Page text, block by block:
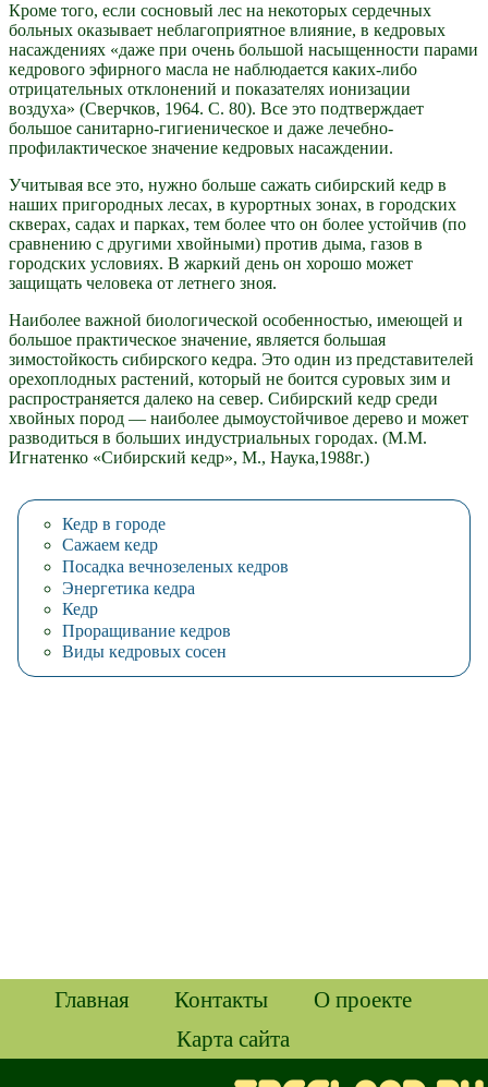
Кроме того, если сосновый лес на некоторых сердечных
больных оказывает неблагоприятное влияние, в кедровых
насаждениях «даже при очень большой насыщенности парами
кедрового эфирного масла не наблюдается каких-либо
отрицательных отклонений и показателях ионизации
воздуха» (Сверчков, 1964. С. 80). Все это подтверждает
большое санитарно-гигиеническое и даже лечебно-
профилактическое значение кедровых насаждении.
Учитывая все это, нужно больше сажать сибирский кедр в
наших пригородных лесах, в курортных зонах, в городских
скверах, садах и парках, тем более что он более устойчив (по
сравнению с другими хвойными) против дыма, газов в
городских условиях. В жаркий день он хорошо может
защищать человека от летнего зноя.
Наиболее важной биологической особенностью, имеющей и
большое практическое значение, является большая
зимостойкость сибирского кедра. Это один из представителей
орехоплодных растений, который не боится суровых зим и
распространяется далеко на север. Сибирский кедр среди
хвойных пород — наиболее дымоустойчивое дерево и может
разводиться в больших индустриальных городах. (М.М.
Игнатенко «Сибирский кедр», М., Наука,1988г.)
Кедр в городе
Сажаем кедр
Посадка вечнозеленых кедров
Энергетика кедра
Кедр
Проращивание кедров
Виды кедровых сосен
Главная Контакты
О проекте
Карта сайта